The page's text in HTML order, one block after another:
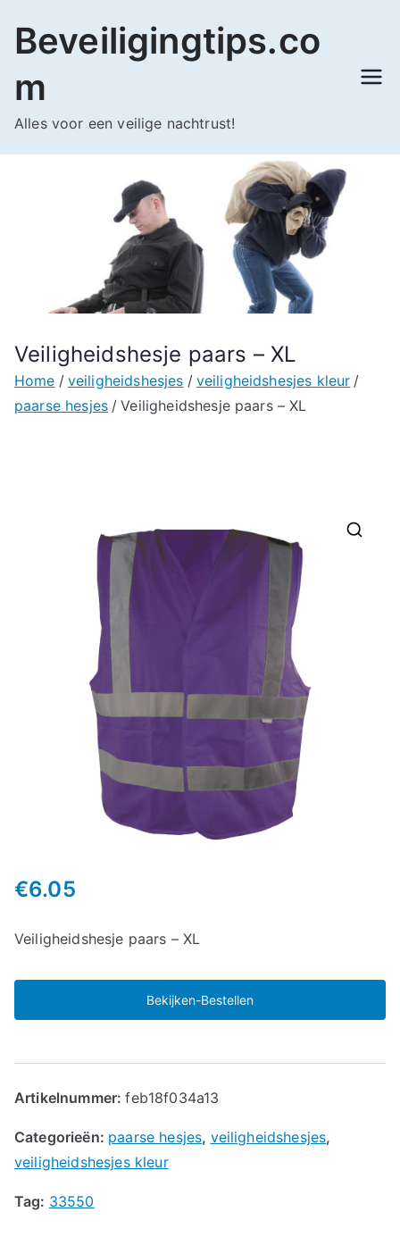
naar
inhoud
Beveiligingtips.co
m
Alles voor een veilige nachtrust!
Veiligheidshesje paars – XL
Home veiligheidshesjes
veiligheidshesjes kleur
paarse hesjes
Veiligheidshesje paars – XL
€6.05
Veiligheidshesje paars – XL
Bekijken-Bestellen
Artikelnummer:feb18f034a13
Categorieën: paarse hesjes, veiligheidshesjes,
veiligheidshesjes kleur
Tag: 33550